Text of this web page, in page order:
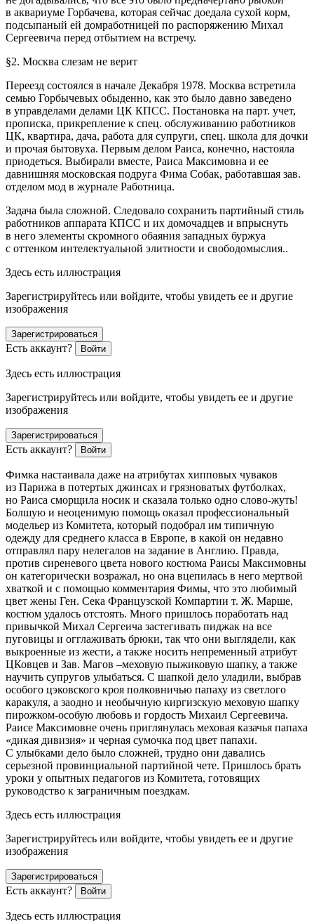
в аквариуме Горбачева, которая сейчас доедала сухой корм,
подсыпаный ей домработницей по распоряжению Михал
Сергеевича перед отбытием на встречу.
§2. Москва слезам не верит
Переезд состоялся в начале Декабря 1978. Москва встретила
семью Горбычевых обыденно, как это было давно заведено
в управделами делами ЦК КПСС. Постановка на парт. учет,
прописка, прикрепление к спец. обслуживанию работников
ЦК, квартира, дача, работа для супруги, спец. школа для дочки
и прочая бытовуха. Первым делом Раиса, конечно, настояла
приодеться. Выбирали вместе, Раиса Максимовна и ее
давнишняя московская подруга Фима Собак, работавшая зав.
отделом мод в журнале Работница.
Задача была сложной. Следовало сохранить партийный стиль
работников аппарата КПСС и их домочадцев и впрыснуть
в него элементы скромного обаяния западных буржуа
с оттенком интелектуальной элитности и свободомыслия..
Здесь есть иллюстрация
Зарегистрируйтесь или войдите, чтобы увидеть ее и другие
изображения
Зарегистрироваться
Есть аккаунт? Войти
Здесь есть иллюстрация
Зарегистрируйтесь или войдите, чтобы увидеть ее и другие
изображения
Зарегистрироваться
Есть аккаунт? Войти
Фимка настаивала даже на атрибутах хипповых чуваков
из Парижа в потертых джинсах и грязноватых футболках,
но Раиса сморщила носик и сказала только одно слово-жуть!
Болшую и неоценимую помощь оказал профессиональный
модельер из Комитета, который подобрал им типичную
одежду для среднего класса в Европе, в какой он недавно
отправлял пару нелегалов на задание в Англию. Правда,
против сиреневого цвета нового костюма Раисы Максимовны
он категорически возражал, но она вцепилась в него мертвой
хваткой и с помощью комментария Фимы, что это любимый
цвет жены Ген. Сека Французской Компартии т. Ж. Марше,
костюм удалось отстоять. Много пришлось поработать над
привычкой Михал Сергеича застегивать пиджак на все
пуговицы и огглаживать брюки, так что они выглядели, как
выкроенные из жести, а также носить непременный атрибут
ЦКовцев и Зав. Магов –меховую пыжиковую шапку, а также
научить супругов улыбаться. С шапкой дело уладили, выбрав
особого цэковского кроя полковничью папаху из светлого
каракуля, а заодно и необычную киргизскую меховую шапку
пирожком-особую любовь и гордость Михаил Сергеевича.
Раисе Максимовне очень приглянулась меховая казачья папаха
«дикая дивизия» и черная сумочка под цвет папахи.
С улыбками дело было сложней, трудно они давались
серьезной провинциальной партийной чете. Пришлось брать
уроки у опытных педагогов из Комитета, готовящих
руководство к заграничным поездкам.
Здесь есть иллюстрация
Зарегистрируйтесь или войдите, чтобы увидеть ее и другие
изображения
Зарегистрироваться
Есть аккаунт? Войти
Здесь есть иллюстрация